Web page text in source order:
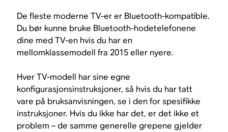
De fleste moderne TV-er er Bluetooth-kompatible.
Du bør kunne bruke Bluetooth-hodetelefonene
dine med TV-en hvis du har en
mellomklassemodell fra 2015 eller nyere.
Hver TV-modell har sine egne
konfigurasjonsinstruksjoner, så hvis du har tatt
vare på bruksanvisningen, se i den for spesifikke
instruksjoner. Hvis du ikke har det, er det ikke et
problem – de samme generelle grepene gjelder